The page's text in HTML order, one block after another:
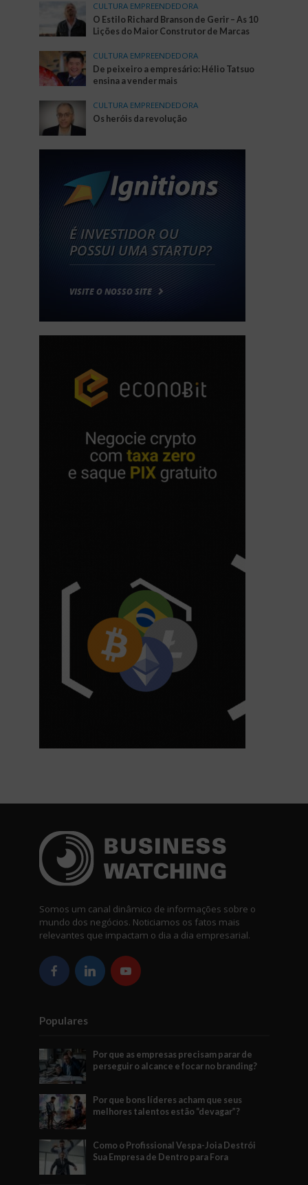
CULTURA EMPREENDEDORA
O Estilo Richard Branson de Gerir – As 10
Lições do Maior Construtor de Marcas
CULTURA EMPREENDEDORA
De peixeiro a empresário: Hélio Tatsuo
ensina a vender mais
CULTURA EMPREENDEDORA
Os heróis da revolução
Somos um canal dinâmico de informações sobre o
mundo dos negócios. Noticiamos os fatos mais
relevantes que impactam o dia a dia empresarial.
Populares
Por que as empresas precisam parar de
perseguir o alcance e focar no branding?
Por que bons líderes acham que seus
melhores talentos estão “devagar”?
Como o Profissional Vespa-Joia Destrói
Sua Empresa de Dentro para Fora